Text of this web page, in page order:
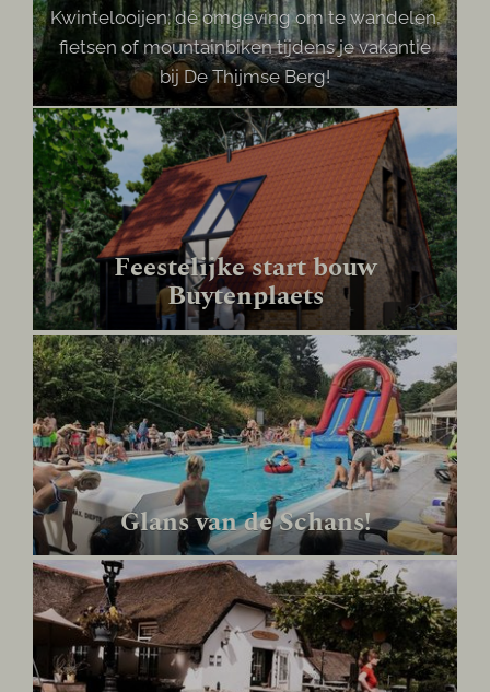
Kwintelooijen; dé omgeving om te wandelen,
fietsen of mountainbiken tijdens je vakantie
bij De Thijmse Berg!
Feestelijke start bouw
Buytenplaets
Glans van de Schans!